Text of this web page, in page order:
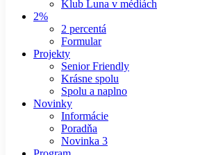
Klub Luna v médiách
2%
2 percentá
Formular
Projekty
Senior Friendly
Krásne spolu
Spolu a naplno
Novinky
Informácie
Poradňa
Novinka 3